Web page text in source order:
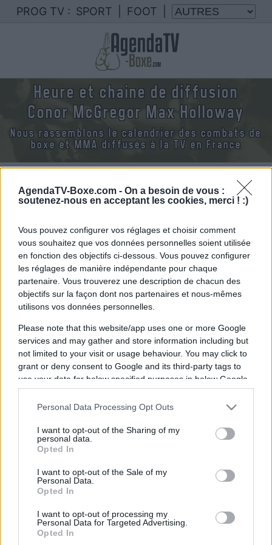
AgendaTV-Boxe.com - On a besoin de vous :
soutenez-nous en acceptant les cookies, merci ! :)
Vous pouvez configurer vos réglages et choisir comment
vous souhaitez que vos données personnelles soient utilisée
en fonction des objectifs ci-dessous. Vous pouvez configurer
les réglages de manière indépendante pour chaque
partenaire. Vous trouverez une description de chacun des
objectifs sur la façon dont nos partenaires et nous-mêmes
utilisons vos données personnelles.
Please note that this website/app uses one or more Google
services and may gather and store information including but
not limited to your visit or usage behaviour. You may click to
grant or deny consent to Google and its third-party tags to
use your data for below specified purposes in below Google
consent section.
Personal Data Processing Opt Outs
I want to opt-out of the Sharing of my
personal data.
Opted In
I want to opt-out of the Sale of my
Personal Data.
Opted In
I want to opt-out of processing my
Personal Data for Targeted Advertising.
Opted In
PROG TV : SPORT FOOT
Heure et chaine de diffusion
Conor McGregor Max Holloway
Nous rassemblons le calendrier des combats de
boxe et MMA diffusés à la TV en France
03h00
Conor
McGregor
Max
Holloway
La diffusion du combat de MMA entreConor
1991) aura lieudimanche 12 juillet 2026 à
03h00. Ce combat de MMA sera diffusé à la
télévision en France sur la chaine
Pour suivre l'actu Conor McGregor
, n'hésitez
pas à vous rendre chez notre partenaire
RezoSport.com qui sélectionne l'actu boxe issue
des meilleurs médias, et propose également les
classements, calendriers et résultats.